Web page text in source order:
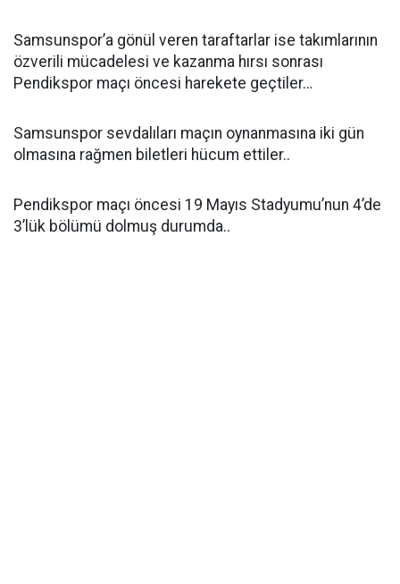
Samsunspor’a gönül veren taraftarlar ise takımlarının
özverili mücadelesi ve kazanma hırsı sonrası
Pendikspor maçı öncesi harekete geçtiler…
Samsunspor sevdalıları maçın oynanmasına iki gün
olmasına rağmen biletleri hücum ettiler..
Pendikspor maçı öncesi 19 Mayıs Stadyumu’nun 4’de
3’lük bölümü dolmuş durumda..